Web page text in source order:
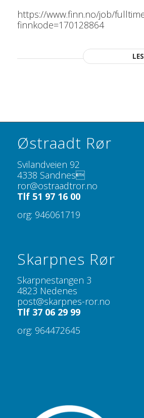
https://www.finn.no/job/
finnkode=170128864
Østraadt Rør
Svilandveien 92
4338 Sandnes
ror@ostraadtror.no
Tlf 51 97 16 00
org: 946061719
Skarpnes Rør
Skarpnestangen 3
4823 Nedenes
post@skarpnes-ror.no
Tlf 37 06 29 99
org: 964472645